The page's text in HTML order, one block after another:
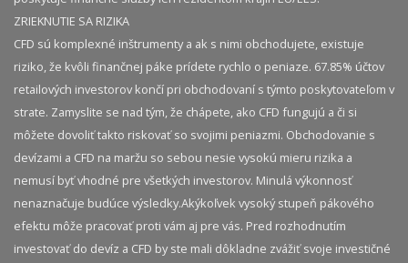
ZRIEKNUTIE SA RIZIKA
CFD sú komplexné inštrumenty a ak s nimi obchodujete, existuje
riziko, že kvôli finančnej páke prídete rychlo o peniaze. 67.85% účtov
retailových investorov končí pri obchodovaní s týmto poskytovateľom v
strate. Zamyslite se nad tým, že chápete, ako CFD fungujú a či si
môžete dovoliť takto riskovať so svojimi peniazmi. Obchodovanie s
devízami a CFD na maržu so sebou nesie vysokú mieru rizika a
nemusí byť vhodné pre všetkých investorov. Minulá výkonnosť
nenaznačuje budúce výsledky.​ Akýkoľvek vysoký stupeň pákového
efektu môže pracovať proti vám aj pre vás. Pred rozhodnutím
investovať do devíz a CFD by ste mali dôkladne zvážiť svoje investičné